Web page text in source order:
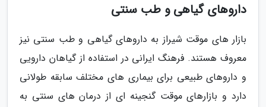
داروهای گیاهی و طب سنتی
بازار های موقت شیراز به داروهای گیاهی و طب سنتی نیز
معروف هستند. فرهنگ ایرانی در استفاده از گیاهان دارویی
و داروهای طبیعی برای بیماری های مختلف سابقه طولانی
دارد و بازارهای موقت گنجینه ای از درمان های سنتی به